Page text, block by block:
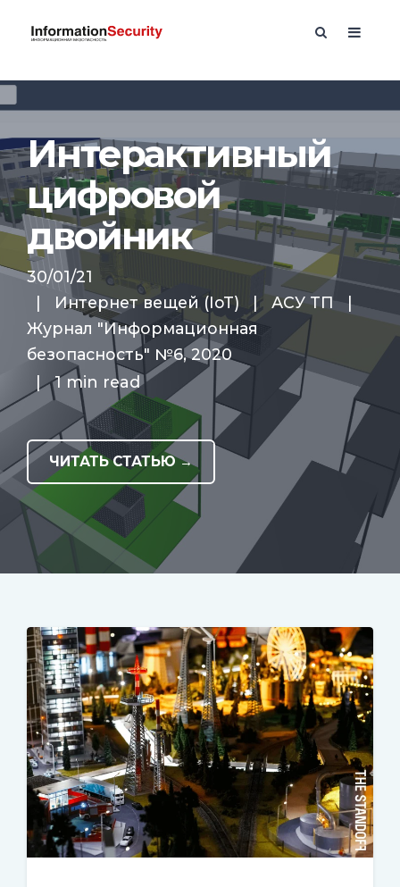
Интерактивный
цифровой
двойник
30/01/21
Интернет вещей (IoT) АСУ ТП
Журнал "Информационная
безопасность" №6, 2020
| 1 min read
ЧИТАТЬ СТАТЬЮ →